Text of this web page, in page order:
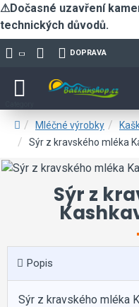
⚠Dočasné uzavření
technických důvodů.
DOPRAVA
Mléčné výrobky
Sýr z kravského mléka
Sýr z
Popis
Sýr z kravského mléka